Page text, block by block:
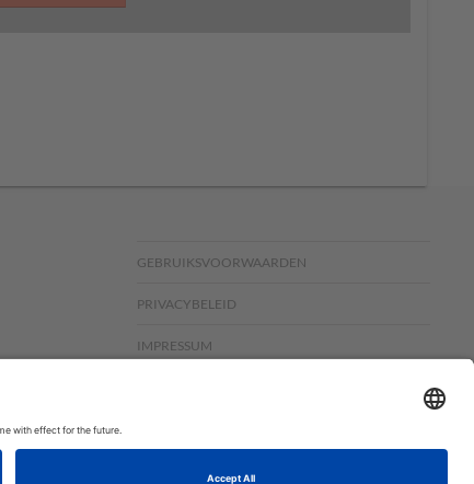
GEBRUIKSVOORWAARDEN
PRIVACYBELEID
IMPRESSUM
© COPYRIGHT STAMPIN’ UP! 2026 - ALLE RECHTEN